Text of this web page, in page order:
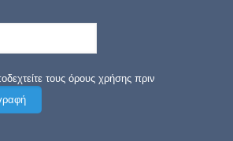
τους όρους χρήσης πριν